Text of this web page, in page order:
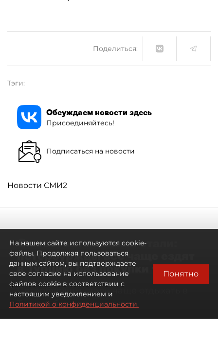
Поделиться:
Тэги:
Обсуждаем новости здесь
Присоединяйтесь!
Подписаться на новости
Новости СМИ2
Самостоятельными стали:
петербуржцы всё чаще ездят
в Турцию без покупки туров
Петербуржцы стали чаще отдыхать в
Турции без покупки туров
На нашем сайте используются cookie-
файлы. Продолжая пользоваться
данным сайтом, вы подтверждаете
свое согласие на использование
файлов cookie в соответствии с
настоящим уведомлением и
Политикой о конфиденциальности.
Понятно